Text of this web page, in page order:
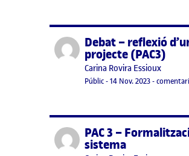
Publicat perDebat – reflexió
projecte (PAC3)
Publicat per
Carina Rovira Essioux
Visibilitat:
Públic-Data de publicació
14 Nov. 202315
-comentari
Publicat perPAC 3 –
sistema